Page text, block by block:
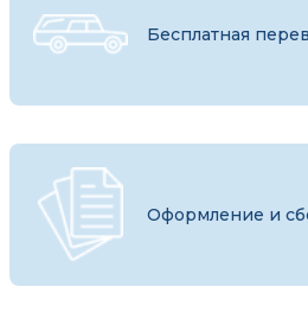
Бесплатная
Оформление и